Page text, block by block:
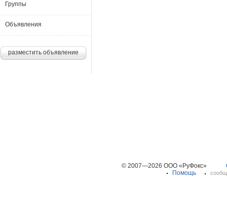
Группы
Объявления
разместить объявление
© 2007—2026 ООО «РуФокс»
Помощь